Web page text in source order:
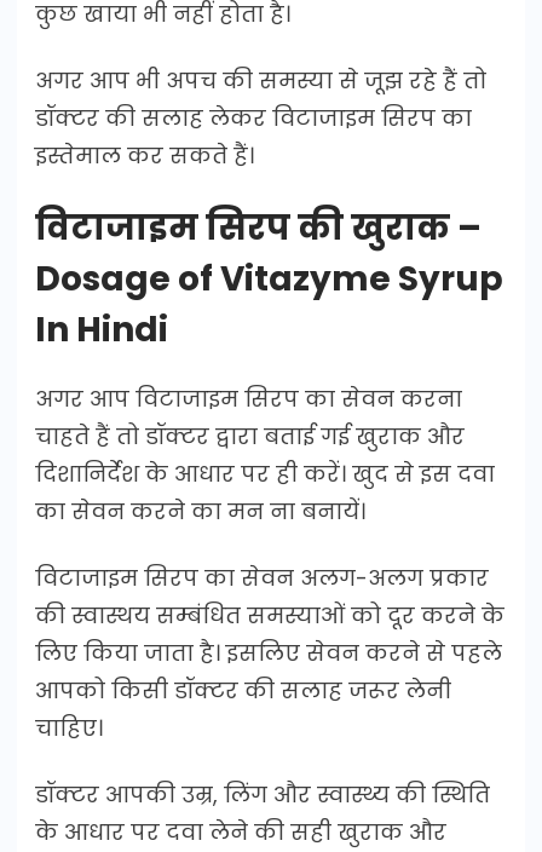
कुछ खाया भी नहीं होता है।
अगर आप भी अपच की समस्या से जूझ रहे हैं तो
डॉक्टर की सलाह लेकर विटाजाइम सिरप का
इस्तेमाल कर सकते हैं।
विटाजाइम सिरप की खुराक –
Dosage of Vitazyme Syrup
In Hindi
अगर आप विटाजाइम सिरप का सेवन करना
चाहते हैं तो डॉक्टर द्वारा बताई गई खुराक और
दिशानिर्देश के आधार पर ही करें। खुद से इस दवा
का सेवन करने का मन ना बनायें।
विटाजाइम सिरप का सेवन अलग-अलग प्रकार
की स्वास्थय सम्बंधित समस्याओं को दूर करने के
लिए किया जाता है। इसलिए सेवन करने से पहले
आपको किसी डॉक्टर की सलाह जरूर लेनी
चाहिए।
डॉक्टर आपकी उम्र, लिंग और स्वास्थ्य की स्थिति
के आधार पर दवा लेने की सही खुराक और